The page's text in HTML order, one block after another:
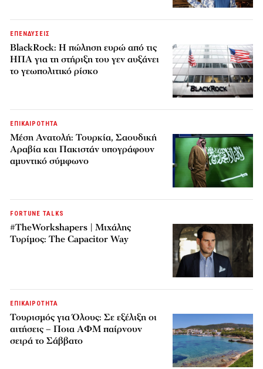
ΕΠΕΝΔΥΣΕΙΣ
BlackRock: Η πώληση ευρώ από τις
ΗΠΑ για τη στήριξη του γεν αυξάνει
το γεωπολιτικό ρίσκο
ΕΠΙΚΑΙΡΟΤΗΤΑ
Μέση Ανατολή: Τουρκία, Σαουδική
Αραβία και Πακιστάν υπογράφουν
αμυντικό σύμφωνο
FORTUNE TALKS
#TheWorkshapers | Μιχάλης
Τυρίμος: The Capacitor Way
ΕΠΙΚΑΙΡΟΤΗΤΑ
Τουρισμός για Όλους: Σε εξέλιξη οι
αιτήσεις – Ποια ΑΦΜ παίρνουν
σειρά το Σάββατο